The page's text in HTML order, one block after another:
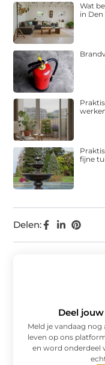
Delen:
Wat
in Den
fijne
Deel
Meld je vandaag
leven op ons
en word onderdeel